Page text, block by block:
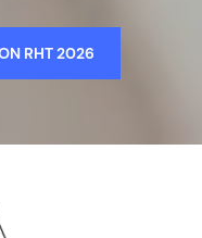
RHT 2026